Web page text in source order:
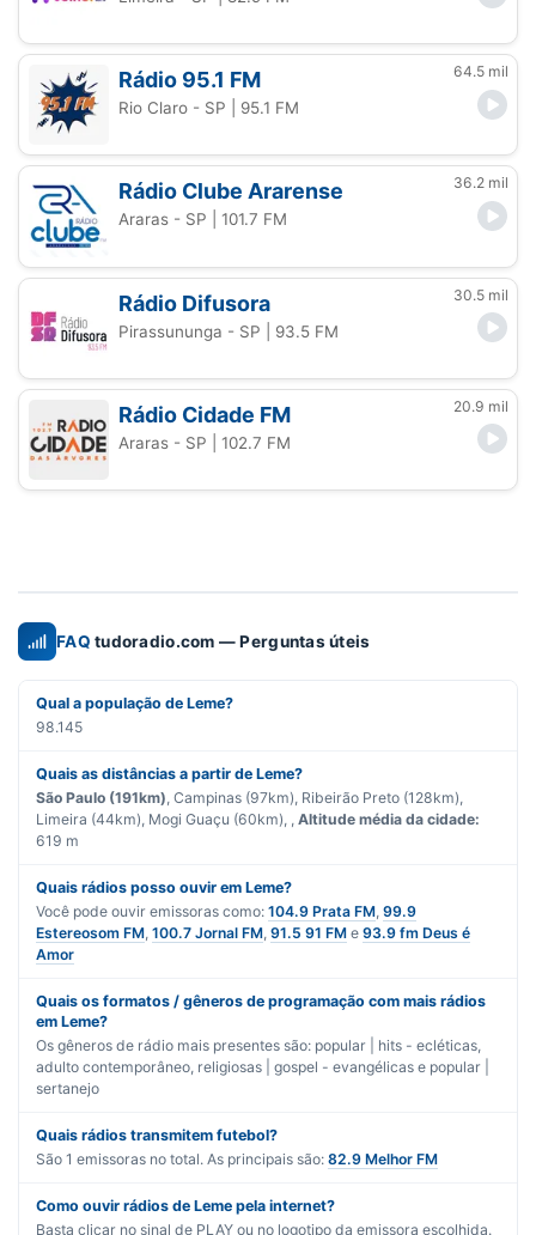
Rádio 95.1 FM 64.5 mil
Rio Claro - SP | 95.1 FM
Rádio Clube Ararense 36.2 mil
Araras - SP | 101.7 FM
Rádio Difusora 30.5 mil
Pirassununga - SP | 93.5 FM
Rádio Cidade FM 20.9 mil
Araras - SP | 102.7 FM
FAQ tudoradio.com — Perguntas úteis
Qual a população de Leme?
98.145
Quais as distâncias a partir de Leme?
São Paulo (191km) , Campinas (97km), Ribeirão Preto (128km),
Limeira (44km), Mogi Guaçu (60km), , Altitude média da cidade:
619 m
Quais rádios posso ouvir em Leme?
Você pode ouvir emissoras como: 104.9 Prata FM 99.9
Estereosom FM 100.7 Jornal FM 91.5 91 FM e 93.9 fm Deus é
Amor
Quais os formatos / gêneros de programação com mais rádios
em Leme?
Os gêneros de rádio mais presentes são: popular | hits - ecléticas
adulto contemporâneo religiosas | gospel - evangélicas e popular |
sertanejo
Quais rádios transmitem futebol?
São 1 emissoras no total. As principais são: 82.9 Melhor FM
Como ouvir rádios de Leme pela internet?
Basta clicar no sinal de PLAY ou no logotipo da emissora escolhida.